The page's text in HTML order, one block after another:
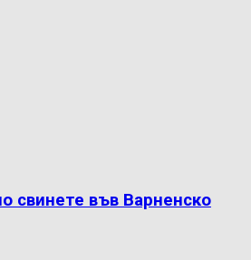
свинете във Варненско